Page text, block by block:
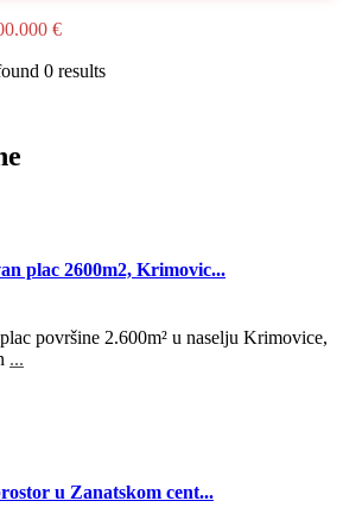
€
0 results
plac 2600m2, Krimovic...
površine 2.600m² u naselju Krimovice,
...
u Zanatskom cent...